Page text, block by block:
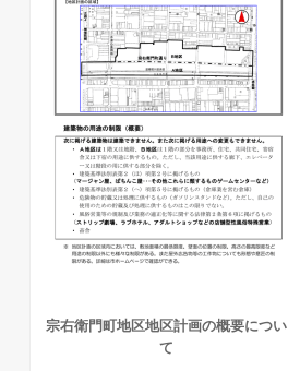
宗右衛門町地区地区計画の概要につい
て